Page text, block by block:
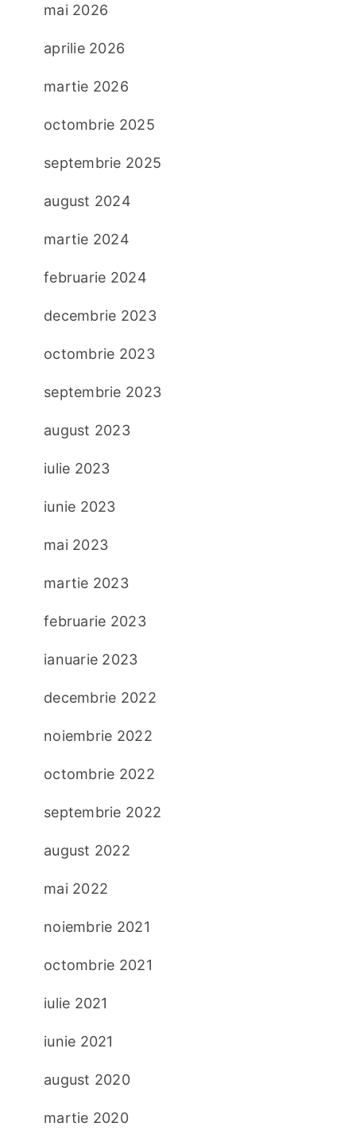
mai 2026
aprilie 2026
martie 2026
octombrie 2025
septembrie 2025
august 2024
martie 2024
februarie 2024
decembrie 2023
octombrie 2023
septembrie 2023
august 2023
iulie 2023
iunie 2023
mai 2023
martie 2023
februarie 2023
ianuarie 2023
decembrie 2022
noiembrie 2022
octombrie 2022
septembrie 2022
august 2022
mai 2022
noiembrie 2021
octombrie 2021
iulie 2021
iunie 2021
august 2020
martie 2020